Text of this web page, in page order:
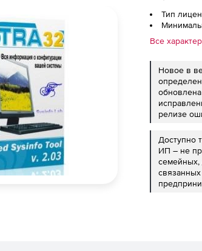
Тип
Все
Новое в
релизе
Доступно
ИП – не